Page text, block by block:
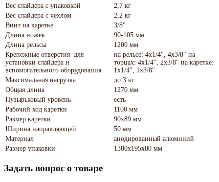
Вес слайдера с упаковкой
2,7 кг
Вес слайдера с чехлом
2,2 кг
Винт на каретке
3/8"
Длина ножек
90-105 мм
Длина рельсы
1200 мм
Крепежные отверстия для
установки слайдера и
вспомогательного оборудования
на рельсе: 4х1/4", 4х3/8" на
торцах: 4х1/4", 2х3/8" на каретке:
1х1/4", 1х3/8"
Максимальная нагрузка
до 3 кг
Общая длина
1270 мм
Пузырьковый уровень
есть
Рабочий ход каретки
1100 мм
Размер каретки
90х89 мм
Ширина направляющей
50 мм
Материал
анодированный алюминий
Размер упаковки
1380х195х80 мм
Задать вопрос о товаре